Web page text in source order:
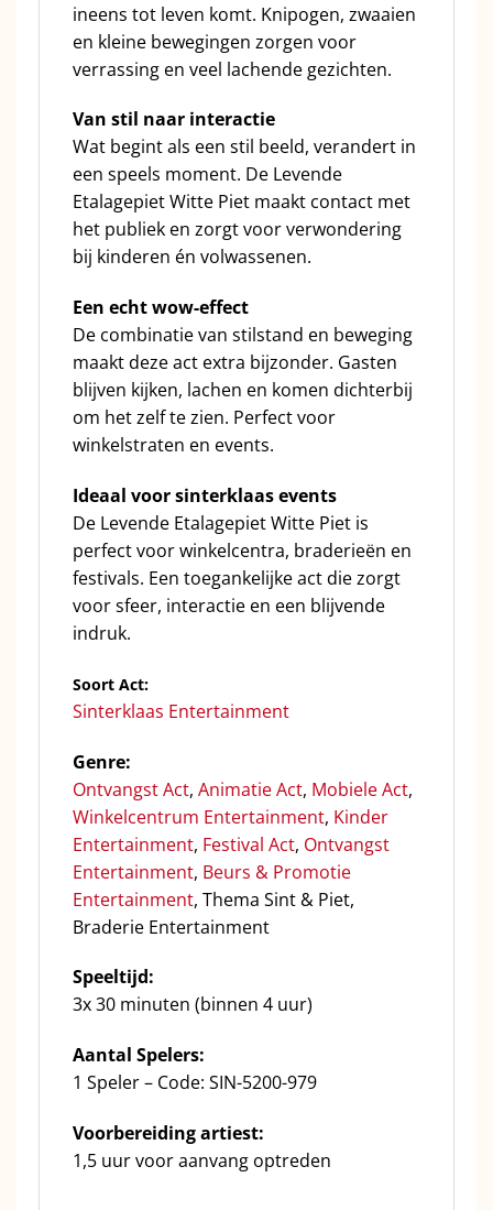
ineens tot leven komt. Knipogen, zwaaien
en kleine bewegingen zorgen voor
verrassing en veel lachende gezichten.
Van stil naar interactie
Wat begint als een stil beeld, verandert in
een speels moment. De Levende
Etalagepiet Witte Piet maakt contact met
het publiek en zorgt voor verwondering
bij kinderen én volwassenen.
Een echt wow-effect
De combinatie van stilstand en beweging
maakt deze act extra bijzonder. Gasten
blijven kijken, lachen en komen dichterbij
om het zelf te zien. Perfect voor
winkelstraten en events.
Ideaal voor sinterklaas events
De Levende Etalagepiet Witte Piet is
perfect voor winkelcentra, braderieën en
festivals. Een toegankelijke act die zorgt
voor sfeer, interactie en een blijvende
indruk.
Soort Act:
Sinterklaas Entertainment
Genre:
Ontvangst Act, Animatie Act, Mobiele Act,
Winkelcentrum Entertainment, Kinder
Entertainment, Festival Act, Ontvangst
Entertainment, Beurs & Promotie
Entertainment, Thema Sint & Piet,
Braderie Entertainment
Speeltijd:
3x 30 minuten (binnen 4 uur)
Aantal Spelers:
1 Speler – Code: SIN-5200-979
Voorbereiding artiest:
1,5 uur voor aanvang optreden